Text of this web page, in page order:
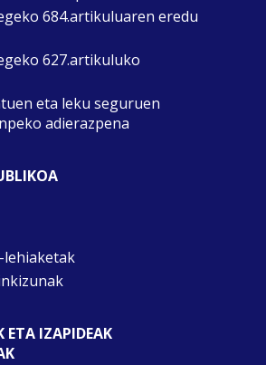
684.artikuluaren eredu
627.artikuluko
eta leku seguruen
adierazpena
lehiaketak
ETA IZAPIDEAK